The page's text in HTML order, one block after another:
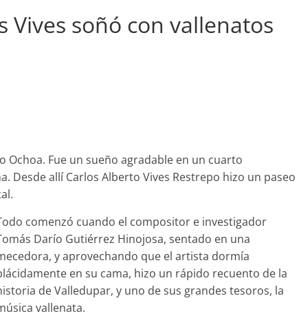
Vives soñó con vallenatos
Ochoa. Fue un sueño agradable en un cuarto
Desde allí Carlos Alberto Vives Restrepo hizo un paseo
comenzó cuando el compositor e investigador
Darío Gutiérrez Hinojosa, sentado en una
y aprovechando que el artista dormía
en su cama, hizo un rápido recuento de la
de Valledupar, y uno de sus grandes tesoros, la
vallenata.